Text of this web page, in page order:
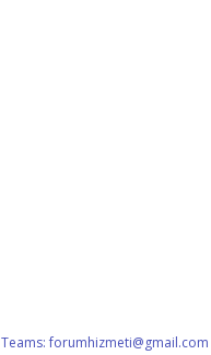
Teams:forumhizmeti@gmail.com